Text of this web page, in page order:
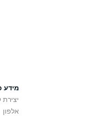
מידע
אלפון